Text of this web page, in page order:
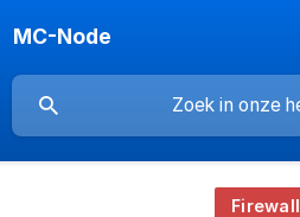
MC-Node
Firewall